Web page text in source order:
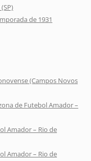
de 1931
(Campos Novos
de Futebol Amador –
Amador – Rio de
Amador – Rio de